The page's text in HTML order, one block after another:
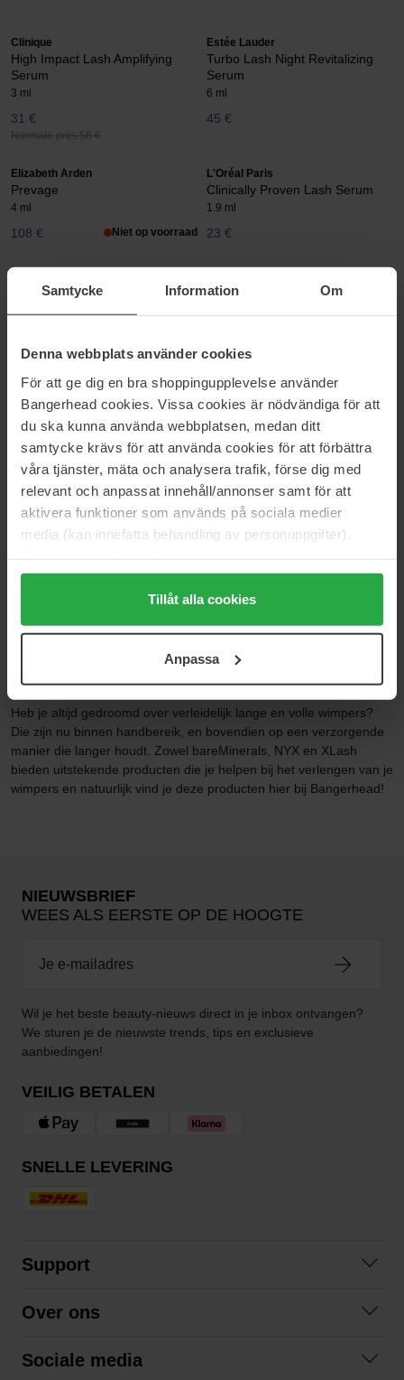
Samtycke Information Om
Denna webbplats använder cookies
För att ge dig en bra shoppingupplevelse använder
Bangerhead cookies. Vissa cookies är nödvändiga för att
du ska kunna använda webbplatsen, medan ditt
samtycke krävs för att använda cookies för att förbättra
våra tjänster, mäta och analysera trafik, förse dig med
relevant och anpassat innehåll/annonser samt för att
aktivera funktioner som används på sociala medier
media (kan innefatta behandling av personuppgifter).
Genom att trycka på "Tillåt alla cookies" accepterar du
alla cookies, medan du under "Detaljer" kan anpassa
användningen av cookies. Du kan när som helst återkalla
samt vår Integritetspolicy.
Tillåt alla cookies
Anpassa
Clinique
High Impact Lash Amplifying
Serum
3 ml
31 €
Normale prijs 58 €
Estée Lauder
Turbo Lash Night Revitalizing
Serum
6 ml
45 €
Elizabeth Arden
Prevage
4 ml
108 € Niet op voorraad
L'Oréal Paris
Clinically Proven Lash Serum
1.9 ml
23 €
Lancôme
Serum
Lumene
Serum
MAC Cosmetics
- Stark Stack
12 ml
38 € Niet op voorraad
Pixi
Large Lash Serum
Large Lash Serum
23 € Niet op voorraad
WIMPERSERUM
Heb je altijd gedroomd over verleidelijk lange en volle wimpers?
Die zijn nu binnen handbereik, en bovendien op een verzorgende
manier die langer houdt. Zowel bareMinerals, NYX en XLash
bieden uitstekende producten die je helpen bij het verlengen van je
wimpers en natuurlijk vind je deze producten hier bij Bangerhead!
NIEUWSBRIEF
WEES ALS EERSTE OP DE HOOGTE
Wil je het beste beauty-nieuws direct in je inbox ontvangen?
We sturen je de nieuwste trends, tips en exclusieve
aanbiedingen!
VEILIG BETALEN
SNELLE LEVERING
Support
Retourneren
Over ons
Sociale media